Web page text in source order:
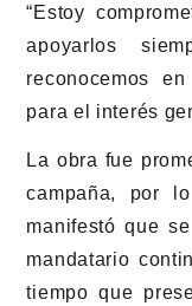
“Estoy
apoyarlos
reconocemos
para el interés
La obra fue
campaña, por
manifestó que
mandatario
tiempo que